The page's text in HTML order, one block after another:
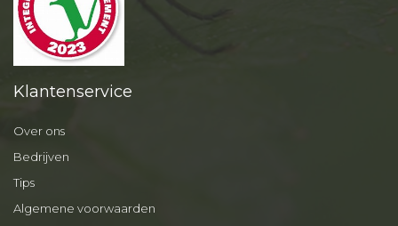
Klantenservice
Over ons
Bedrijven
Tips
Algemene voorwaarden